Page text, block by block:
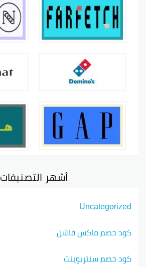
أشهر التصنيفات
Uncategorized
كود خصم ماكس فاشن
كود خصم سنتربوينت